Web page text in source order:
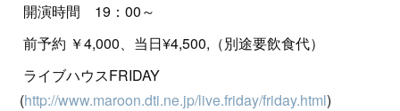
開演時間 19：00～
前予約 ￥4,000、当日¥4,500,（別途要飲食代）
ライブハウスFRIDAY
(http://www.maroon.dti.ne.jp/live.friday/friday.html)